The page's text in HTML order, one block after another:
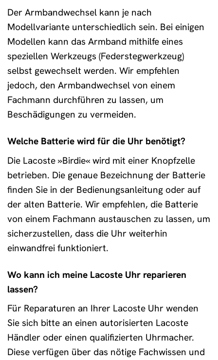
Der Armbandwechsel kann je nach
Modellvariante unterschiedlich sein. Bei einigen
Modellen kann das Armband mithilfe eines
speziellen Werkzeugs (Federstegwerkzeug)
selbst gewechselt werden. Wir empfehlen
jedoch, den Armbandwechsel von einem
Fachmann durchführen zu lassen, um
Beschädigungen zu vermeiden.
Welche Batterie wird für die Uhr benötigt?
Die Lacoste »Birdie« wird mit einer Knopfzelle
betrieben. Die genaue Bezeichnung der Batterie
finden Sie in der Bedienungsanleitung oder auf
der alten Batterie. Wir empfehlen, die Batterie
von einem Fachmann austauschen zu lassen, um
sicherzustellen, dass die Uhr weiterhin
einwandfrei funktioniert.
Wo kann ich meine Lacoste Uhr reparieren
lassen?
Für Reparaturen an Ihrer Lacoste Uhr wenden
Sie sich bitte an einen autorisierten Lacoste
Händler oder einen qualifizierten Uhrmacher.
Diese verfügen über das nötige Fachwissen und